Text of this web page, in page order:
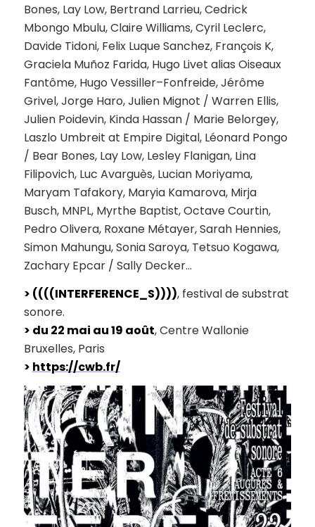
Bones, Lay Low, Bertrand Larrieu, Cedrick
Mbongo Mbulu, Claire Williams, Cyril Leclerc,
Davide Tidoni, Felix Luque Sanchez, François K,
Graciela Muñoz Farida, Hugo Livet alias Oiseaux
Fantôme, Hugo Vessiller–Fonfreide, Jérôme
Grivel, Jorge Haro, Julien Mignot / Warren Ellis,
Julien Poidevin, Kinda Hassan / Marie Belorgey,
Laszlo Umbreit at Empire Digital, Léonard Pongo
/ Bear Bones, Lay Low, Lesley Flanigan, Lina
Filipovich, Luc Avarguès, Lucian Moriyama,
Maryam Tafakory, Maryia Kamarova, Mirja
Busch, MNPL, Myrthe Baptist, Octave Courtin,
Pedro Olivera, Roxane Métayer, Sarah Hennies,
Simon Mahungu, Sonia Saroya, Tetsuo Kogawa,
Zachary Epcar / Sally Decker…
> ((((INTERFERENCE_S)))), festival de substrat
sonore.
> du 22 mai au 19 août, Centre Wallonie
Bruxelles, Paris
> https://cwb.fr/